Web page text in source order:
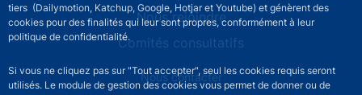
tiers (Dailymotion, Katchup, Google, Hotjar et Youtube) et génèrent des
cookies pour des finalités qui leur sont propres, conformément à leur
politique de confidentialité.
Si vous ne cliquez pas sur "Tout accepter", seul les cookies requis seront
utilisés. Le module de gestion des cookies vous permet de donner ou de
Nous rejoindre
Comités consultatifs
Footer secondary menuNous contacter